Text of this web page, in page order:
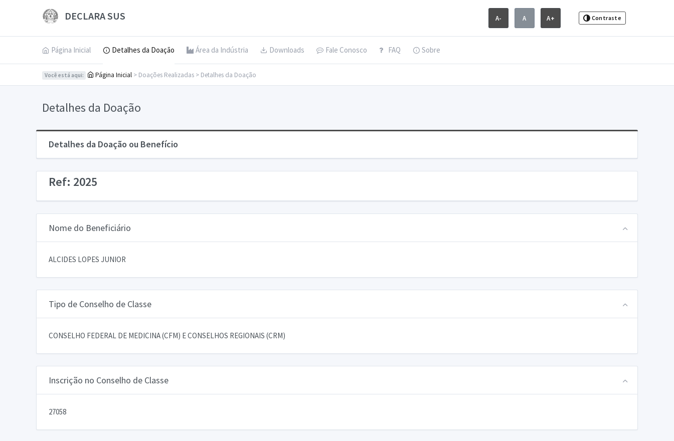
DECLARA SUS A- A A+ Contraste
Página Inicial Detalhes da Doação Área da Indústria Downloads Fale Conosco FAQ Sobre
Você está aqui: Página Inicial > Doações Realizadas > Detalhes da Doação
Detalhes da Doação
Detalhes da Doação ou Benefício
Ref: 2025
Nome do Beneficiário
ALCIDES LOPES JUNIOR
Tipo de Conselho de Classe
CONSELHO FEDERAL DE MEDICINA (CFM) E CONSELHOS REGIONAIS (CRM)
Inscrição no Conselho de Classe
27058